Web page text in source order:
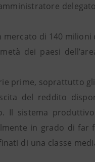
mercato di 140
dei paesi
prime, soprattutto
del reddito
Il sistema
in grado di
di una classe